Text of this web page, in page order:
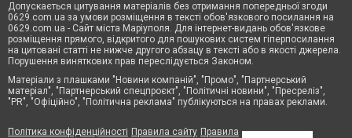
Допускається цитування матеріалів без отримання попередньої згоди
0629.com.ua за умови розміщення в тексті обов'язкового посилання на
0629.com.ua - Сайт міста Маріуполя. Для інтернет-видань обов'язкове
розміщення прямого, відкритого для пошукових систем гіперпосилання
на цитовані статті не нижче другого абзацу в тексті або в якості джерела.
Порушення виняткових прав переслідується Законом.
Матеріали з плашками "Новини компаній", "Промо", "Партнерський
матеріал", "Партнерський спецпроєкт", "Політичні новини", "Пресреліз",
"PR", "Офіційно", "Політична реклама" публікуються на правах реклами.
Політика конфіденційності Правила сайту Правила